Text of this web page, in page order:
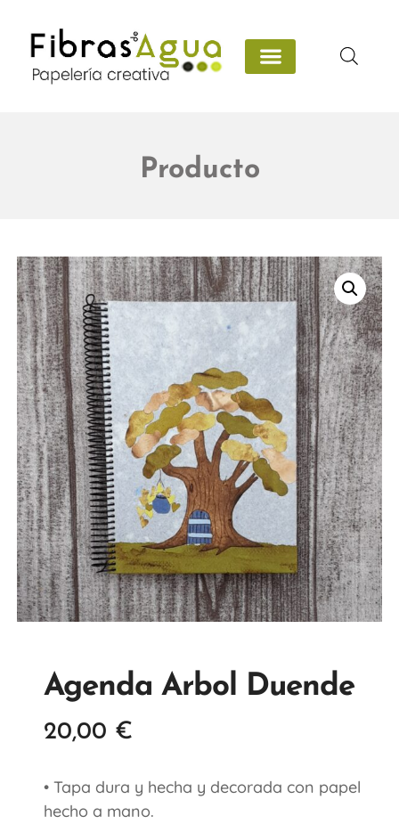
Producto
Agenda Arbol Duende
20,00 €
• Tapa dura y hecha y decorada con papel
hecho a mano.